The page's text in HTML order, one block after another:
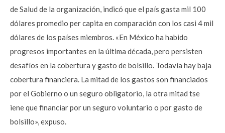
de Salud de la organización, indicó que el país gasta mil 100
dólares promedio per capita en comparación con los casi 4 mil
dólares de los países miembros. «En México ha habido
progresos importantes en la última década, pero persisten
desafíos en la cobertura y gasto de bolsillo. Todavía hay baja
cobertura financiera. La mitad de los gastos son financiados
por el Gobierno o un seguro obligatorio, la otra mitad tse
iene que financiar por un seguro voluntario o por gasto de
bolsillo», expuso.